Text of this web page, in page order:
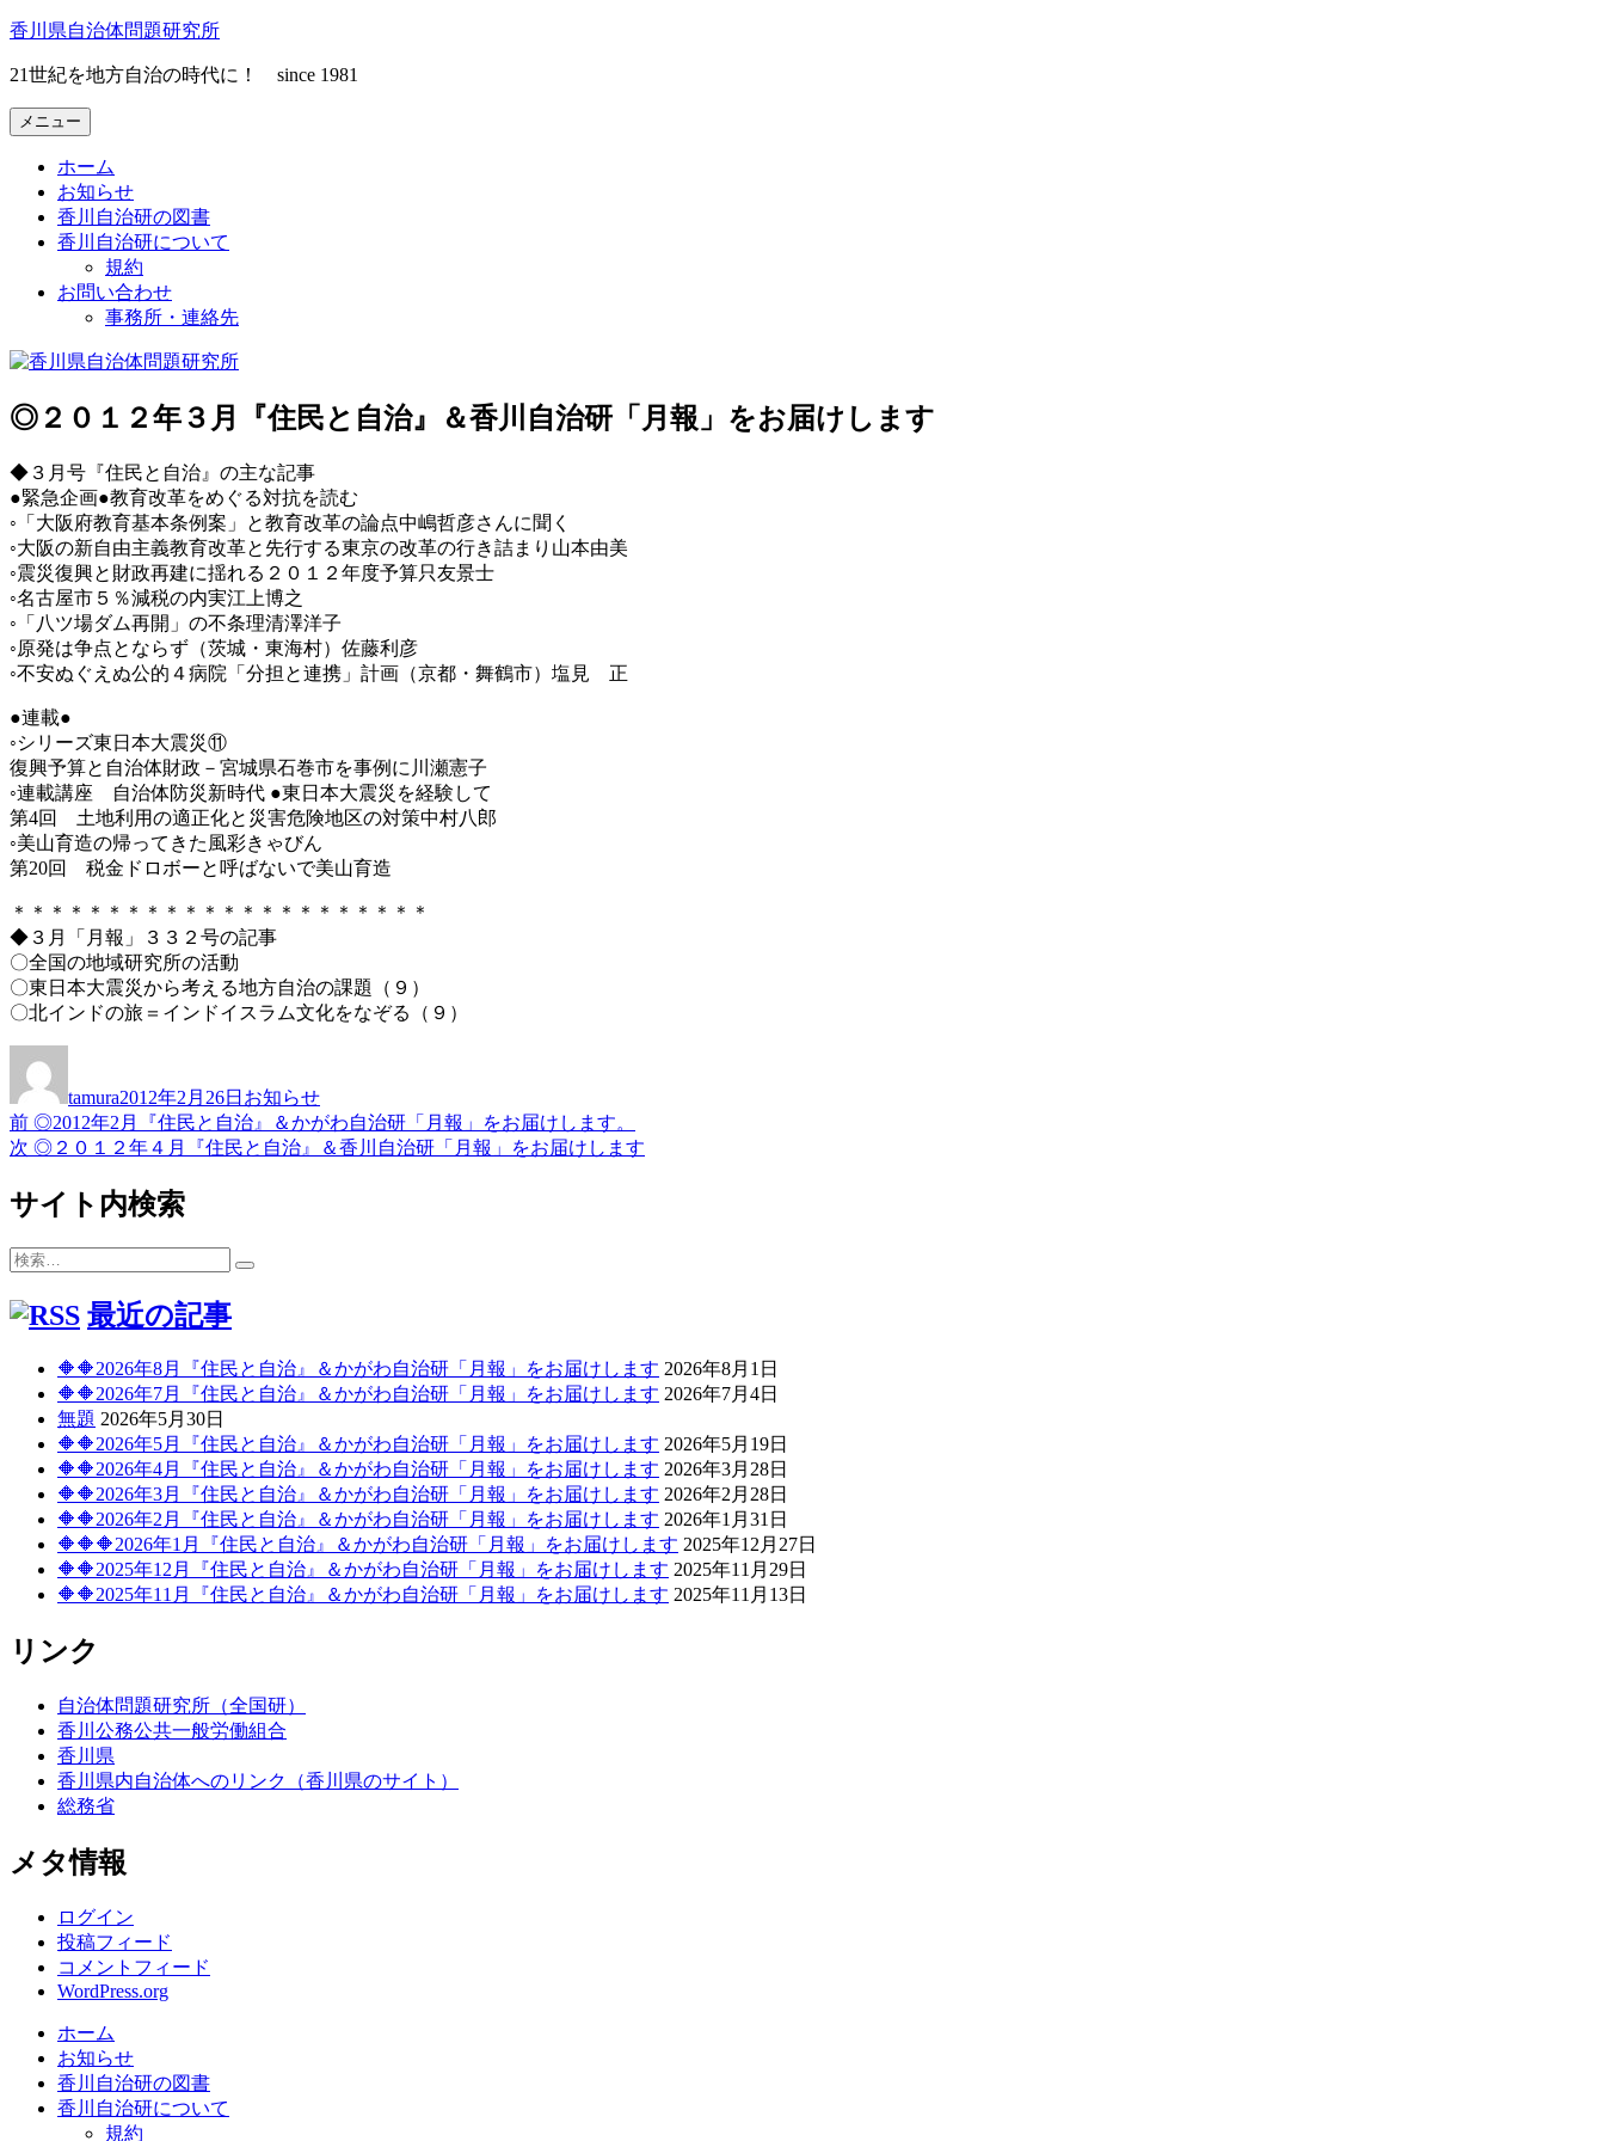
コ
テ
ン
ツ
香川県自治体問題研究所
21世紀を地方自治の時代に！ since 1981
メニュー
ホーム
お知らせ
香川自治研の図書
香川自治研について
規約
お問い合わせ
事務所・連絡先
◎２０１２年３月『住民と自治』＆香川自治研「月報」をお届けします
◆３月号『住民と自治』の主な記事
●緊急企画●教育改革をめぐる対抗を読む
◦「大阪府教育基本条例案」と教育改革の論点中嶋哲彦さんに聞く
◦大阪の新自由主義教育改革と先行する東京の改革の行き詰まり山本由美
◦震災復興と財政再建に揺れる２０１２年度予算只友景士
◦名古屋市５％減税の内実江上博之
◦「八ツ場ダム再開」の不条理清澤洋子
◦原発は争点とならず（茨城・東海村）佐藤利彦
◦不安ぬぐえぬ公的４病院「分担と連携」計画（京都・舞鶴市）塩見 正
●連載●
◦シリーズ東日本大震災⑪
復興予算と自治体財政－宮城県石巻市を事例に川瀬憲子
◦連載講座 自治体防災新時代 ●東日本大震災を経験して
第4回 土地利用の適正化と災害危険地区の対策中村八郎
◦美山育造の帰ってきた風彩きゃびん
第20回 税金ドロボーと呼ばないで美山育造
＊＊＊＊＊＊＊＊＊＊＊＊＊＊＊＊＊＊＊＊＊＊
◆３月「月報」３３２号の記事
〇全国の地域研究所の活動
〇東日本大震災から考える地方自治の課題（９）
〇北インドの旅＝インドイスラム文化をなぞる（９）
者
tamura日:
2012年2月26日ゴ
リ
ー
お知らせ
投
稿
ナ
ビ
ゲ
ー
前 前
の
稿:
◎2012年2月『住民と自治』＆かがわ自治研「月報」をお届けします。
次 次
投
稿:
◎２０１２年４月『住民と自治』＆香川自治研「月報」をお届けします
サイト内検索
検
検
最近の記事
🔶🔶2026年8月『住民と自治』＆かがわ自治研「月報」をお届けします 2026年8月1日
🔶🔶2026年7月『住民と自治』＆かがわ自治研「月報」をお届けします 2026年7月4日
無題 2026年5月30日
🔶🔶2026年5月『住民と自治』＆かがわ自治研「月報」をお届けします 2026年5月19日
🔶🔶2026年4月『住民と自治』＆かがわ自治研「月報」をお届けします 2026年3月28日
🔶🔶2026年3月『住民と自治』＆かがわ自治研「月報」をお届けします 2026年2月28日
🔶🔶2026年2月『住民と自治』＆かがわ自治研「月報」をお届けします 2026年1月31日
🔶🔶🔶2026年1月『住民と自治』＆かがわ自治研「月報」をお届けします 2025年12月27日
🔶🔶2025年12月『住民と自治』＆かがわ自治研「月報」をお届けします 2025年11月29日
🔶🔶2025年11月『住民と自治』＆かがわ自治研「月報」をお届けします 2025年11月13日
リンク
自治体問題研究所（全国研）
香川公務公共一般労働組合
香川県
香川県内自治体へのリンク（香川県のサイト）
総務省
メタ情報
ログイン
投稿フィード
コメントフィード
WordPress.org
ホーム
お知らせ
香川自治研の図書
香川自治研について
規約